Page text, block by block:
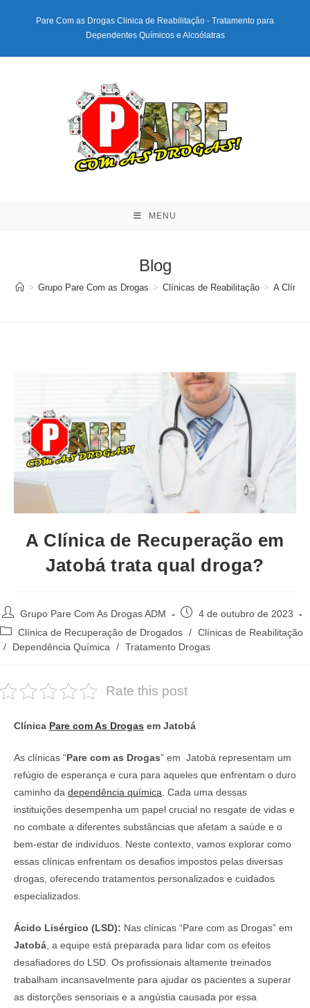
conteúdo
Pare Com as Drogas Clinica de Reabilitação - Tratamento para
Dependentes Químicos e Alcoólatras
MENU
Blog
> Grupo Pare Com as Drogas > Clínicas de Reabilitação > A
A Clínica de Recuperação em
Jatobá trata qual droga?
Autor
do
post:
Grupo Pare Com As Drogas ADM
Post
publicado:
4 de outubro de 2023
Categoria
do
Clínica de Recuperação de Drogados / Clínicas de Reabilitação
/
Dependência Química / Tratamento Drogas
Rate this post
Clínica Pare com As Drogas em Jatobá
As clínicas “Pare com as Drogas” em Jatobá representam um
refúgio de esperança e cura para aqueles que enfrentam o duro
caminho da dependência química . Cada uma dessas
instituições desempenha um papel crucial no resgate de vidas e
no combate a diferentes substâncias que afetam a saúde e o
bem-estar de indivíduos. Neste contexto, vamos explorar como
essas clínicas enfrentam os desafios impostos pelas diversas
drogas, oferecendo tratamentos personalizados e cuidados
especializados.
Ácido Lisérgico (LSD): Nas clínicas “Pare com as Drogas” em
Jatobá , a equipe está preparada para lidar com os efeitos
desafiadores do LSD. Os profissionais altamente treinados
trabalham incansavelmente para ajudar os pacientes a superar
as distorções sensoriais e a angústia causada por essa